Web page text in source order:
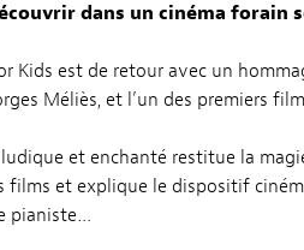
dans un cinéma forain
Kids est de retour avec un
Méliès, et l’un des premiers
et enchanté restitue la
et explique le dispositif
pianiste…